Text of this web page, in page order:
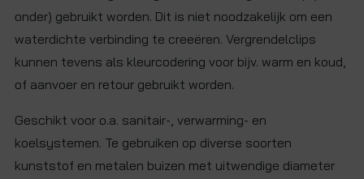
onder) gebruikt worden. Dit is niet noodzakelijk om een
waterdichte verbinding te creeëren. Vergrendelclips
kunnen tevens als kleurcodering voor bijv. warm en koud,
of aanvoer en retour gebruikt worden.
Geschikt voor o.a. sanitair-, verwarming- en
koelsystemen. Te gebruiken op diverse soorten
kunststof en metalen buizen met uitwendige diameter